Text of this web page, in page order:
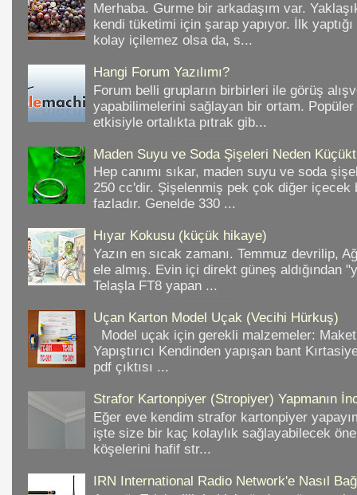
Merhaba. Gurme bir arkadaşım var.
kendi tüketimi için şarap yapıyor. İlk
kolay içilemez olsa da, s...
Hangi Forum Yazılımı?
Forum belli grupların birbirleri ile görüş
yapabilimelerini sağlayan bir ortam. Popüler
etkisiyle ortalıkta pıtrak gib...
Maden Suyu ve Soda Şişeleri Neden
Hep canımı sıkar, maden suyu ve soda
250 cc'dir. Şişelenmiş pek çok diğer içecek
fazladır. Genelde 330 ...
Hıyar Kokusu (küçük hikaye)
Yazın en sıcak zamanı. Temmuz devrilip,
ele almış. Evin içi direkt güneş aldığından
Telaşla FT8 yapan ...
Uçan Karton Model Uçak (Vecihi Hürkuş)
Model uçak için gerekli malzemeler: Maket
Yapıştırıcı Kendinden yapışan bant
pdf çıktısı ...
Strafor Kartonpiyer (Stropiyer) Yapmanın
Eğer eve kendim strafor kartonpiyer
işte size bir kaç kolaylık sağlayabilecek
köşelerini hafif str...
IRN International Radio Network'e Nasıl